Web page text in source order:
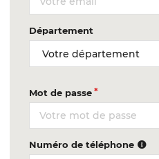
Département
Mot de passe
Numéro de téléphone